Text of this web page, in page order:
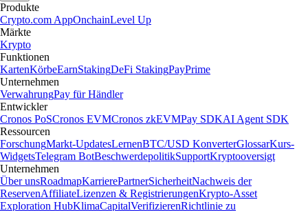
Produkte
Crypto.com AppOnchainLevel Up
Märkte
Krypto
Funktionen
KartenKörbeEarnStakingDeFi StakingPayPrime
Unternehmen
VerwahrungPay für Händler
Entwickler
Cronos PoSCronos EVMCronos zkEVMPay SDKAI Agent SDK
Ressourcen
ForschungMarkt-UpdatesLernenBTC/USD KonverterGlossarKurs-
WidgetsTelegram BotBeschwerdepolitikSupportKryptooversigt
Unternehmen
Über unsRoadmapKarrierePartnerSicherheitNachweis der
ReservenAffiliateLizenzen & RegistrierungenKrypto-Asset
Exploration HubKlimaCapitalVerifizierenRichtlinie zu